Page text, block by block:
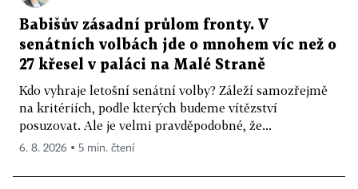
Babišův zásadní průlom fronty. V
senátních volbách jde o mnohem víc než o
27 křesel v paláci na Malé Straně
Kdo vyhraje letošní senátní volby? Záleží samozřejmě
na kritériích, podle kterých budeme vítězství
posuzovat. Ale je velmi pravděpodobné, že...
6. 8. 2026 ▪ 5 min. čtení